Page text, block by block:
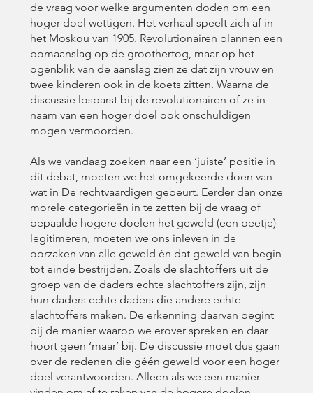
de vraag voor welke argumenten doden om een
hoger doel wettigen. Het verhaal speelt zich af in
het Moskou van 1905. Revolutionairen plannen een
bomaanslag op de groothertog, maar op het
ogenblik van de aanslag zien ze dat zijn vrouw en
twee kinderen ook in de koets zitten. Waarna de
discussie losbarst bij de revolutionairen of ze in
naam van een hoger doel ook onschuldigen
mogen vermoorden.
Als we vandaag zoeken naar een ‘juiste’ positie in
dit debat, moeten we het omgekeerde doen van
wat in De rechtvaardigen gebeurt. Eerder dan onze
morele categorieën in te zetten bij de vraag of
bepaalde hogere doelen het geweld (een beetje)
legitimeren, moeten we ons inleven in de
oorzaken van alle geweld én dat geweld van begin
tot einde bestrijden. Zoals de slachtoffers uit de
groep van de daders echte slachtoffers zijn, zijn
hun daders echte daders die andere echte
slachtoffers maken. De erkenning daarvan begint
bij de manier waarop we erover spreken en daar
hoort geen ‘maar’ bij. De discussie moet dus gaan
over de redenen die géén geweld voor een hoger
doel verantwoorden. Alleen als we een manier